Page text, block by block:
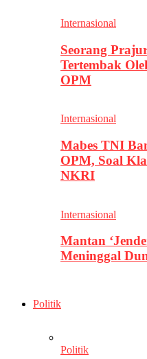
Internasional
Seorang
Tertembak
OPM
Internasional
Mabes TNI
OPM, Soal
NKRI
Internasional
Mantan
Meninggal
Politik
Politik